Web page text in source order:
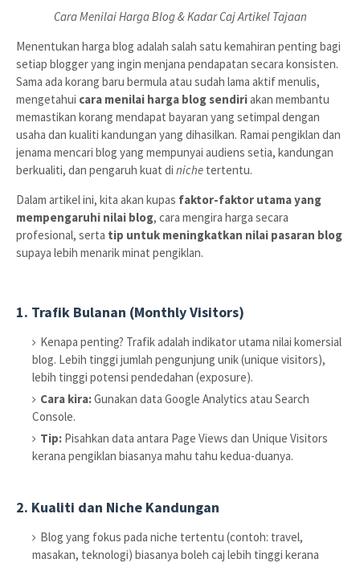
Cara Menilai Harga Blog & Kadar Caj Artikel Tajaan
Menentukan harga blog adalah salah satu kemahiran penting bagi
setiap blogger yang ingin menjana pendapatan secara konsisten.
Sama ada korang baru bermula atau sudah lama aktif menulis,
mengetahui cara menilai harga blog sendiriakan membantu
memastikan korang mendapat bayaran yang setimpal dengan
usaha dan kualiti kandungan yang dihasilkan. Ramai pengiklan dan
jenama mencari blog yang mempunyai audiens setia, kandungan
berkualiti, dan pengaruh kuat di niche tertentu.
Dalam artikel ini, kita akan kupas faktor-faktor utama yang
mempengaruhi nilai blog, cara mengira harga secara
profesional, serta tip untuk meningkatkan nilai pasaran blog
supaya lebih menarik minat pengiklan.
1. Trafik Bulanan (Monthly Visitors)
Kenapa penting? Trafik adalah indikator utama nilai komersial
blog. Lebih tinggi jumlah pengunjung unik (unique visitors),
lebih tinggi potensi pendedahan (exposure).
Cara kira:Gunakan data Google Analytics atau Search
Console.
Tip: Pisahkan data antara Page Views dan Unique Visitors
kerana pengiklan biasanya mahu tahu kedua-duanya.
2. Kualiti dan Niche Kandungan
Blog yang fokus pada niche tertentu (contoh: travel,
masakan, teknologi) biasanya boleh caj lebih tinggi kerana